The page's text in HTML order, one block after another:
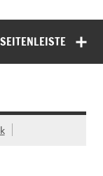
SEITENLEISTE